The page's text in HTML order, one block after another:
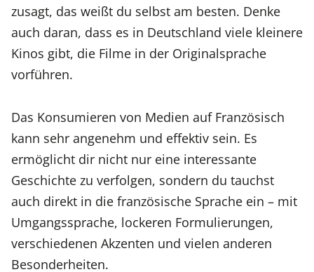
zusagt, das weißt du selbst am besten. Denke
auch daran, dass es in Deutschland viele kleinere
Kinos gibt, die Filme in der Originalsprache
vorführen.
Das Konsumieren von Medien auf Französisch
kann sehr angenehm und effektiv sein. Es
ermöglicht dir nicht nur eine interessante
Geschichte zu verfolgen, sondern du tauchst
auch direkt in die französische Sprache ein – mit
Umgangssprache, lockeren Formulierungen,
verschiedenen Akzenten und vielen anderen
Besonderheiten.